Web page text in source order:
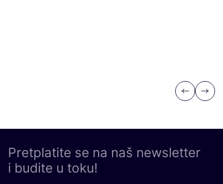
Previous
Next
Pretplatite se na naš newsletter
i budite u toku!